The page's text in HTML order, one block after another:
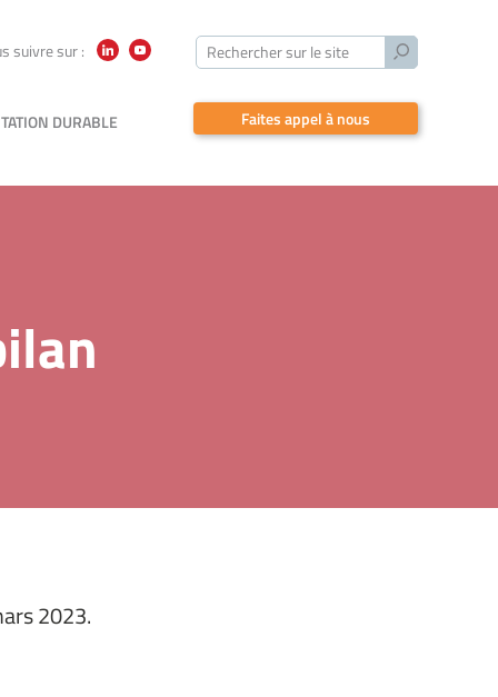
suivre sur :
Rechercher sur le site
Lancer
recherche
DURABLE Faites appel à nous
2023.